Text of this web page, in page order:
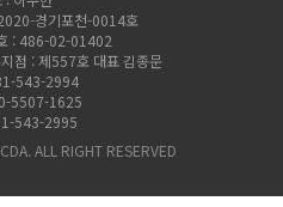
경기포천-0014호
: 486-02-01402
점 : 제557호 대표 김종문
543-2994
5507-1625
543-2995
ALL RIGHT RESERVED